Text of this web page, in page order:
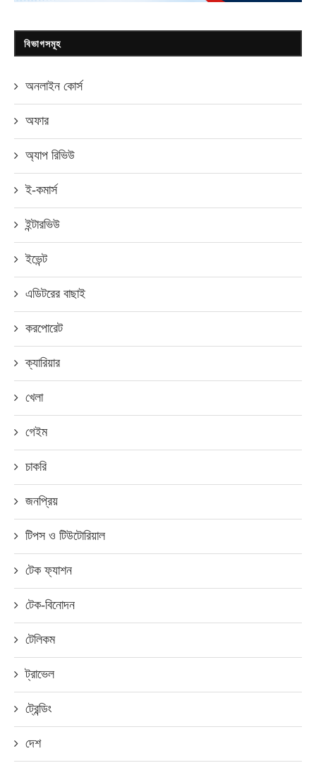
বিভাগসমূহ
অনলাইন কোর্স
অফার
অ্যাপ রিভিউ
ই-কমার্স
ইন্টারভিউ
ইভেন্ট
এডিটরের বাছাই
করপোরেট
ক্যারিয়ার
খেলা
গেইম
চাকরি
জনপ্রিয়
টিপস ও টিউটোরিয়াল
টেক ফ্যাশন
টেক-বিনোদন
টেলিকম
ট্রাভেল
ট্রেন্ডিং
দেশ